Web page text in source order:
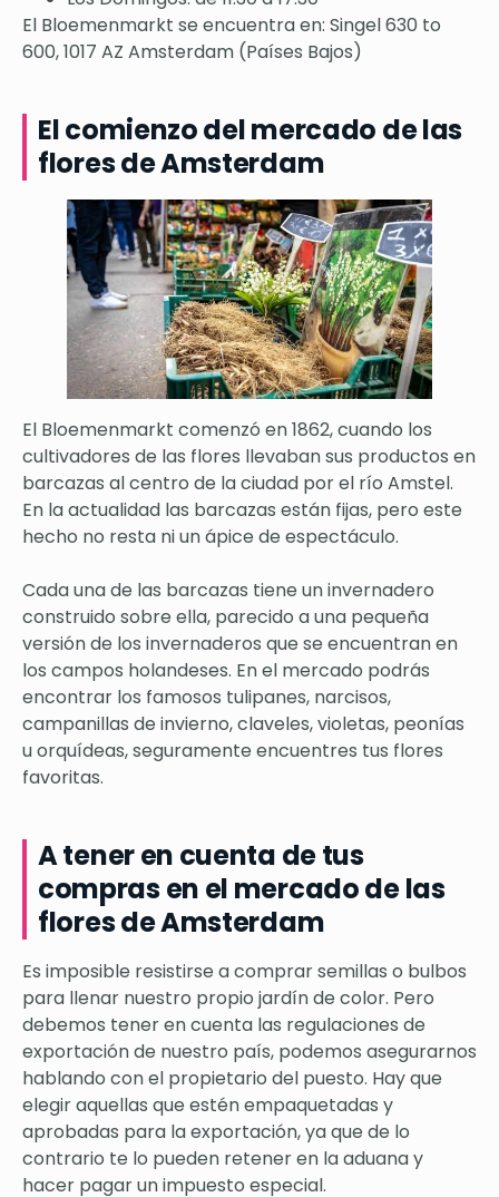
El Bloemenmarkt se encuentra en: Singel 630 to
600, 1017 AZ Amsterdam (Países Bajos)
El comienzo del mercado de las
flores de Amsterdam
El Bloemenmarkt comenzó en 1862, cuando los
cultivadores de las flores llevaban sus productos en
barcazas al centro de la ciudad por el río Amstel.
En la actualidad las barcazas están fijas, pero este
hecho no resta ni un ápice de espectáculo.
Cada una de las barcazas tiene un invernadero
construido sobre ella, parecido a una pequeña
versión de los invernaderos que se encuentran en
los campos holandeses. En el mercado podrás
encontrar los famosos tulipanes, narcisos,
campanillas de invierno, claveles, violetas, peonías
u orquídeas, seguramente encuentres tus flores
favoritas.
A tener en cuenta de tus
compras en el mercado de las
flores de Amsterdam
Es imposible resistirse a comprar semillas o bulbos
para llenar nuestro propio jardín de color. Pero
debemos tener en cuenta las regulaciones de
exportación de nuestro país, podemos asegurarnos
hablando con el propietario del puesto. Hay que
elegir aquellas que estén empaquetadas y
aprobadas para la exportación, ya que de lo
contrario te lo pueden retener en la aduana y
hacer pagar un impuesto especial.